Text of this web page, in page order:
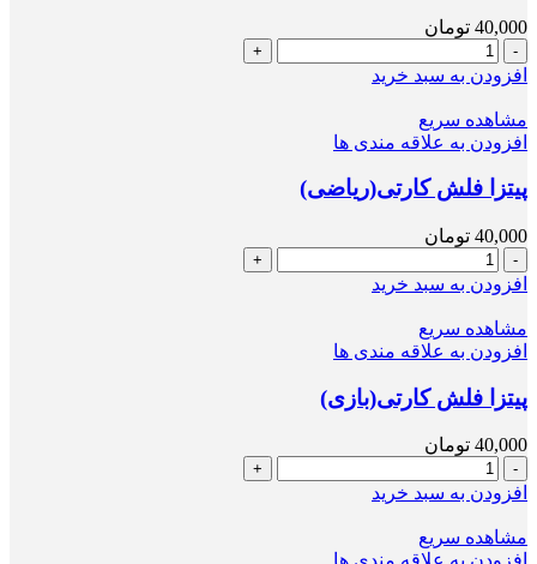
40,000 تومان
پيتزا
فلش
های
آسمان)
افزودن به سبد خرید
مشاهده سریع
افزودن به علاقه مندی ها
پيتزا فلش كارتى(ریاضی)
40,000 تومان
پيتزا
فلش
عدد
افزودن به سبد خرید
مشاهده سریع
افزودن به علاقه مندی ها
پيتزا فلش كارتى(بازى)
40,000 تومان
پيتزا
فلش
عدد
افزودن به سبد خرید
مشاهده سریع